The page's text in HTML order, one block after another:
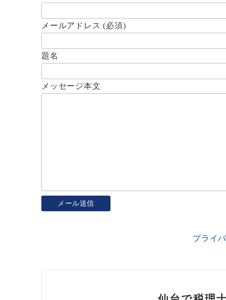
メールアドレス (必須)
題名
メッセージ本文
プライ